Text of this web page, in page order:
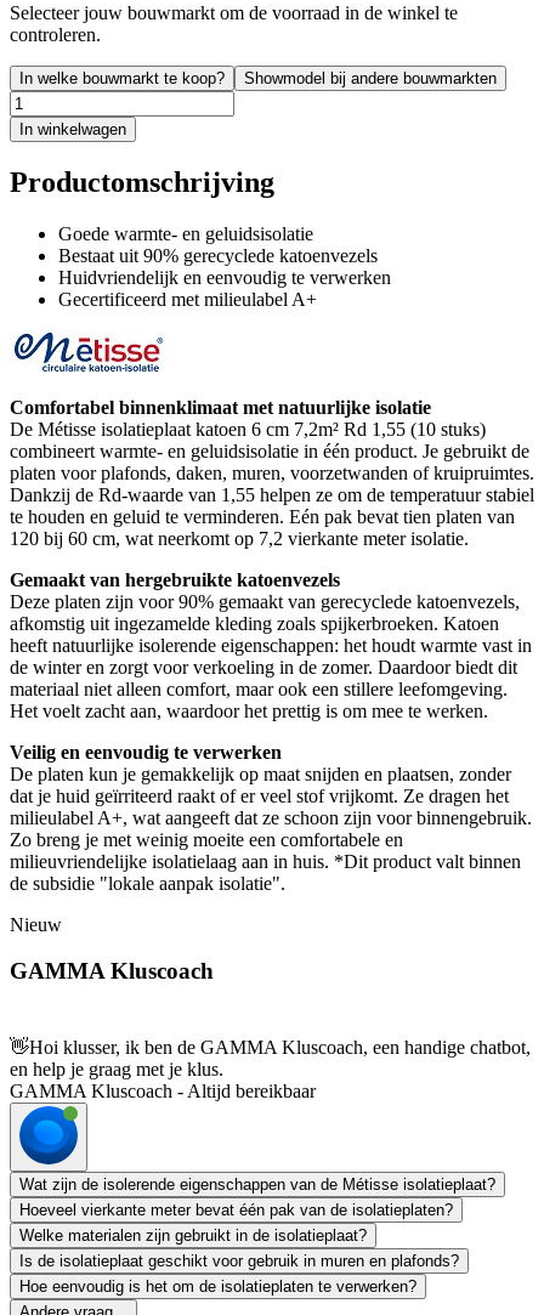
Selecteer jouw bouwmarkt om de voorraad in de winkel te
controleren.
In welke bouwmarkt te koop? Showmodel bij andere bouwmarkten
In winkelwagen
Productomschrijving
Goede warmte- en geluidsisolatie
Bestaat uit 90% gerecyclede katoenvezels
Huidvriendelijk en eenvoudig te verwerken
Gecertificeerd met milieulabel A+
Comfortabel binnenklimaat met natuurlijke isolatie
De Métisse isolatieplaat katoen 6 cm 7,2m² Rd 1,55 (10 stuks)
combineert warmte- en geluidsisolatie in één product. Je gebruikt de
platen voor plafonds, daken, muren, voorzetwanden of kruipruimtes.
Dankzij de Rd-waarde van 1,55 helpen ze om de temperatuur stabiel
te houden en geluid te verminderen. Eén pak bevat tien platen van
120 bij 60 cm, wat neerkomt op 7,2 vierkante meter isolatie.
Gemaakt van hergebruikte katoenvezels
Deze platen zijn voor 90% gemaakt van gerecyclede katoenvezels,
afkomstig uit ingezamelde kleding zoals spijkerbroeken. Katoen
heeft natuurlijke isolerende eigenschappen: het houdt warmte vast in
de winter en zorgt voor verkoeling in de zomer. Daardoor biedt dit
materiaal niet alleen comfort, maar ook een stillere leefomgeving.
Het voelt zacht aan, waardoor het prettig is om mee te werken.
Veilig en eenvoudig te verwerken
De platen kun je gemakkelijk op maat snijden en plaatsen, zonder
dat je huid geïrriteerd raakt of er veel stof vrijkomt. Ze dragen het
milieulabel A+, wat aangeeft dat ze schoon zijn voor binnengebruik.
Zo breng je met weinig moeite een comfortabele en
milieuvriendelijke isolatielaag aan in huis. *Dit product valt binnen
de subsidie "lokale aanpak isolatie".
Nieuw
GAMMA Kluscoach
👋Hoi klusser, ik ben de GAMMA Kluscoach, een handige chatbot,
en help je graag met je klus.
GAMMA Kluscoach - Altijd bereikbaar
Wat zijn de isolerende eigenschappen van de Métisse isolatieplaat?
Hoeveel vierkante meter bevat één pak van de isolatieplaten?
Welke materialen zijn gebruikt in de isolatieplaat?
Is de isolatieplaat geschikt voor gebruik in muren en plafonds?
Hoe eenvoudig is het om de isolatieplaten te verwerken?